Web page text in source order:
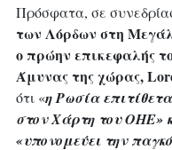
Πρόσφατα, σε
των Λόρδων στη
ο πρώην επικεφαλής
Άμυνας της χώρας,
ότι «η Ρωσία
στον Χάρτη του ΟΗΕ»
«υπονομεύει την